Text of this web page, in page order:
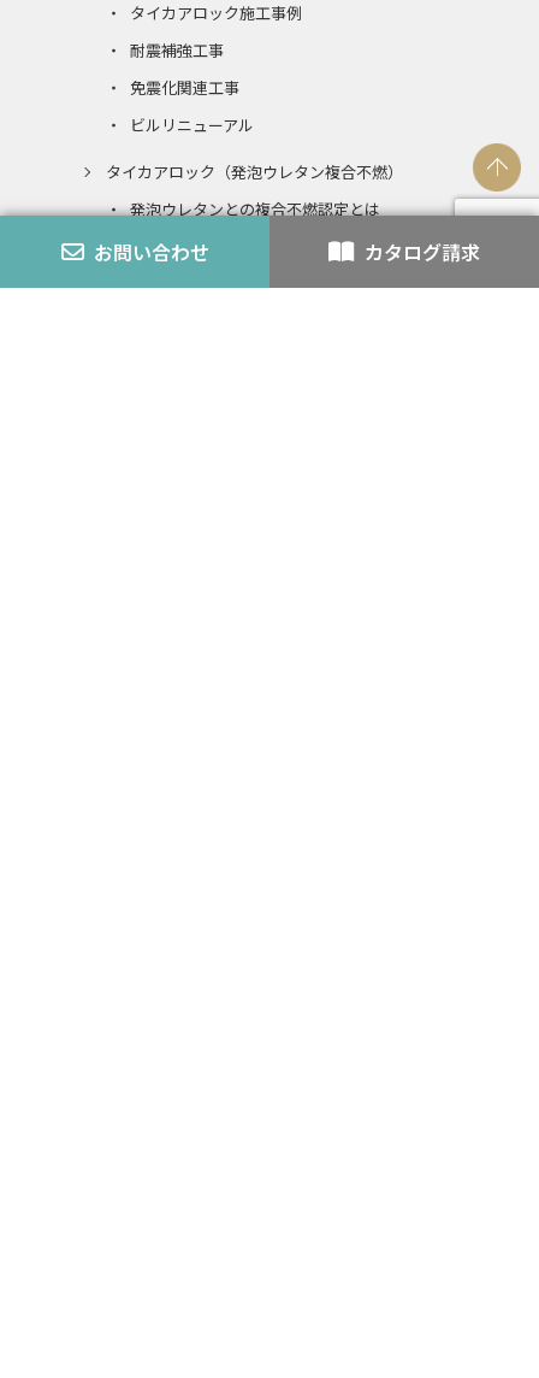
お問い合わせ カタログ請求
タイカアロック施工事例
耐震補強工事
免震化関連工事
ビルリニューアル
タイカアロック（発泡ウレタン複合不燃）
発泡ウレタンとの複合不燃認定とは
エコアロック